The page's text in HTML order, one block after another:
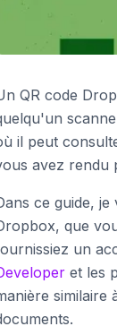
QR code
il peut
avez rendu
ce guide,
que
un
et les